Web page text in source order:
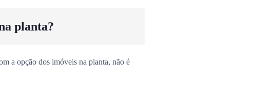
planta?
a opção dos imóveis na planta, não é